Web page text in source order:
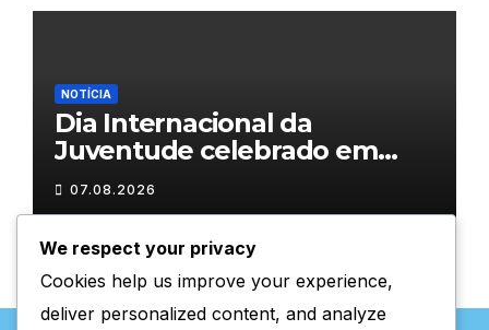
NOTÍCIA
Dia Internacional da
Juventude celebrado em
Chaves com atividades
gratuitas
07.08.2026
We respect your privacy
Cookies help us improve your experience,
deliver personalized content, and analyze